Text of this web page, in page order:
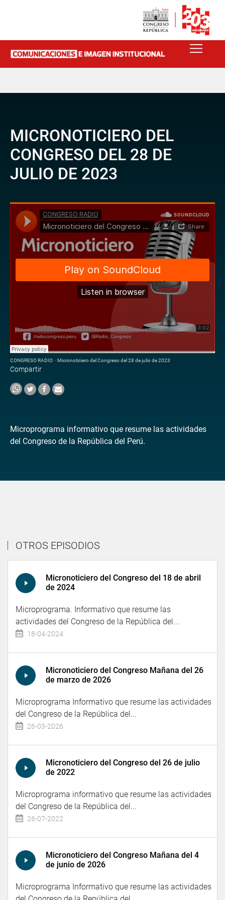
MICRONOTICIERO DEL
CONGRESO DEL 28 DE
JULIO DE 2023
CONGRESO RADIO · Micronoticiero del Congreso del 28 de julio de 2023
Compartir
Microprograma informativo que resume las actividades
del Congreso de la República del Perú.
OTROS EPISODIOS
Micronoticiero del Congreso del 18 de abril
de 2024
Microprograma. Informativo que resume las
actividades del Congreso de la República del...
18-04-2024
Micronoticiero del Congreso Mañana del 26
de marzo de 2026
Microprograma Informativo que resume las actividades
del Congreso de la República del...
26-03-2026
Micronoticiero del Congreso del 26 de julio
de 2022
Microprograma informativo que resume las actividades
del Congreso de la República del...
26-07-2022
Micronoticiero del Congreso Mañana del 4
de junio de 2026
Microprograma Informativo que resume las actividades